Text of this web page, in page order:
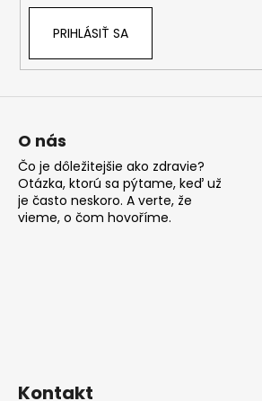
PRIHLÁSIŤ SA
O nás
Čo je dôležitejšie ako zdravie?
Otázka, ktorú sa pýtame, keď už
je často neskoro. A verte, že
vieme, o čom hovoříme.
Kontakt